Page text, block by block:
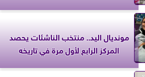
مونديال اليد.. منتخب الناشئات يحصد
المركز الرابع لأول مرة في تاريخه